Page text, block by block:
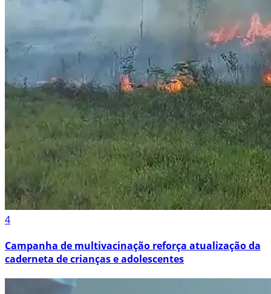
4
Campanha de multivacinação reforça atualização da
caderneta de crianças e adolescentes